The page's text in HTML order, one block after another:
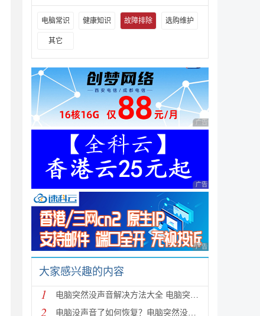
电脑常识 健康知识 故障排除 选购维护
其它
广告 商业广告，理性
广告 商业广告，理性
广告 商业广告，理性
大家感兴趣的内容
1 电脑突然没声音解决方法大全 电脑突然没声音了怎么办
2 电脑没声音了如何恢复？电脑突然没声音修复方法汇总